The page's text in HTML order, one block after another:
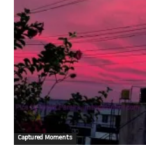
Captured Moments